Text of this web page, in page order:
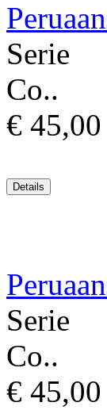
Serie :
Co..
€ 45,00
Serie :
Co..
€ 45,00